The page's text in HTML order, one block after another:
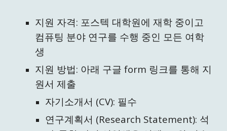
지원 자격: 포스텍 대학원에 재학 중이고
컴퓨팅 분야 연구를 수행 중인 모든 여학
생
지원 방법: 아래 구글 form 링크를 통해 지
원서 제출
자기소개서 (CV): 필수
연구계획서 (Research Statement): 석